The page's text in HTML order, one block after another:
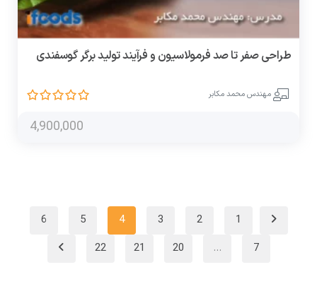
طراحی صفر تا صد فرمولاسیون و فرآیند تولید برگر گوسفندی
مهندس محمد مکابر
4,900,000
1
2
3
4
5
6
7
…
20
21
22